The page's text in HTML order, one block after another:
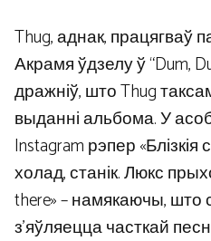
Thug, аднак, працягваў
Акрамя ўдзелу ў “Dum,
дражніў, што Thug
выданні альбома. У
Instagram рэпер «Блізкія
холад, станік. Люкс
there» – намякаючы,
з’яўляецца часткай